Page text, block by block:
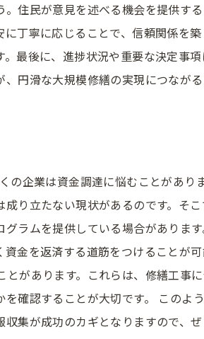
住民が意見を述べる機会を提供す
丁寧に応じることで、信頼関係を
最後に、進捗状況や重要な決定事
円滑な大規模修繕の実現につながる
企業は資金調達に悩むことがあり
り立たない現状があるのです。そ
ラムを提供している場合がありま
金を返済する道筋をつけることが
があります。これらは、修繕工事
確認することが大切です。 このよ
集が成功のカギとなりますので、